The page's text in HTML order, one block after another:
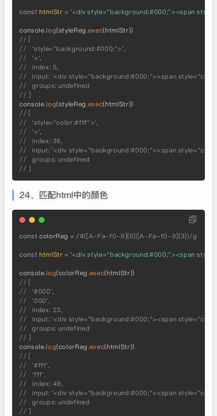
const htmlStr = '<div style="background:#000;"><span
console.log(styleReg.exec(htmlStr))
// [
//   'style="background:#000;">',
//   '>',
//   index: 5,
//   input: '<div style="background:#000;"><span
//   groups: undefined
// ]
console.log(styleReg.exec(htmlStr))
// [
//   'style="color:#fff">',
//   '>',
//   index: 36,
//   input: '<div style="background:#000;"><span
//   groups: undefined
// ]
24、匹配html中的颜色
const colorReg = /#([A-Fa-f0-9]{6}|[A-Fa-f0-9]{3})/g
const htmlStr = '<div style="background:#000;"><span
console.log(colorReg.exec(htmlStr))
// [
//   '#000',
//   '000',
//   index: 23,
//   input: '<div style="background:#000;"><span
//   groups: undefined
// ]
console.log(colorReg.exec(htmlStr))
// [
//   '#fff',
//   'fff',
//   index: 49,
//   input: '<div style="background:#000;"><span
//   groups: undefined
// ]